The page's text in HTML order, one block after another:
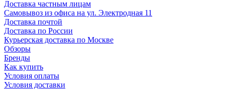
Доставка частным лицам
Самовывоз из офиса на ул. Электродная 11
Доставка почтой
Доставка по России
Курьерская доставка по Москве
Обзоры
Бренды
Как купить
Условия оплаты
Условия доставки